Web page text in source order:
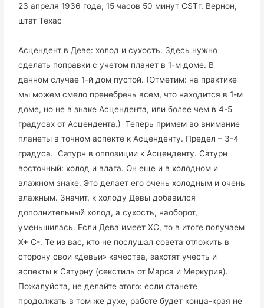
23 апреля 1936 года, 15 часов 50 минут CSTг. Вернон,
штат Техас
Асцендент в Деве: холод и сухость. Здесь нужно
сделать поправки с учетом планет в 1-м доме. В
данном случае 1-й дом пустой. (Отметим: на практике
мы можем смело пренебречь всем, что находится в 1-м
доме, но не в знаке Асцендента, или более чем в 4-5
градусах от Асцендента.) Теперь примем во внимание
планеты в точном аспекте к Асценденту. Предел – 3-4
градуса. Сатурн в оппозиции к Асценденту. Сатурн
восточный: холод и влага. Он еще и в холодном и
влажном знаке. Это делает его очень холодным и очень
влажным. Значит, к холоду Девы добавился
дополнительный холод, а сухость, наоборот,
уменьшилась. Если Дева имеет ХС, то в итоге получаем
Х+ С-. Те из вас, кто не послушал совета отложить в
сторону свои «девьи» качества, захотят учесть и
аспекты к Сатурну (секстиль от Марса и Меркурия).
Пожалуйста, не делайте этого: если станете
продолжать в том же духе, работе будет конца-края не